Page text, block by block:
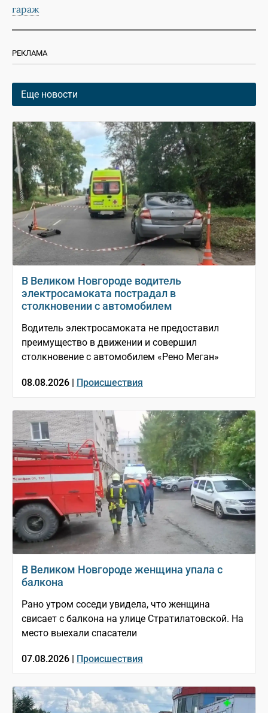
гараж
РЕКЛАМА
Еще новости
В Великом Новгороде водитель
электросамоката пострадал в
столкновении с автомобилем
Водитель электросамоката не предоставил
преимущество в движении и совершил
столкновение с автомобилем «Рено Меган»
08.08.2026 | Происшествия
В Великом Новгороде женщина упала с
балкона
Рано утром соседи увидела, что женщина
свисает с балкона на улице Стратилатовской. На
место выехали спасатели
07.08.2026 | Происшествия